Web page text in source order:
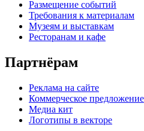
Размещение событий
Требования к материалам
Музеям и выставкам
Ресторанам и кафе
Партнёрам
Реклама на сайте
Коммерческое предложение
Медиа кит
Логотипы в векторе